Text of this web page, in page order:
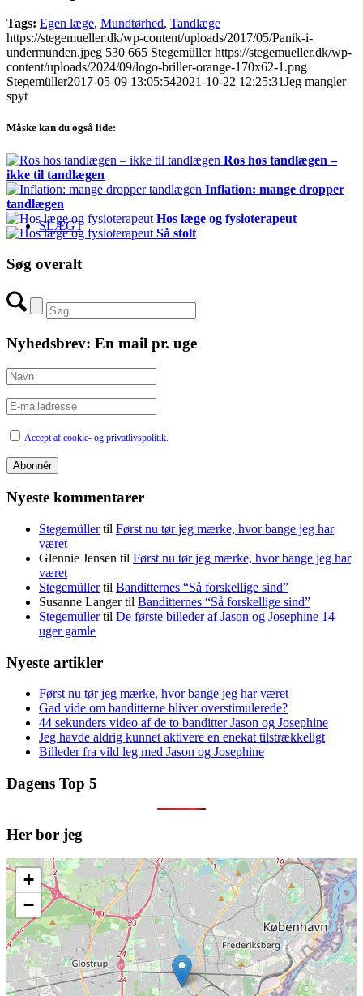
SLÆGT
Tags: Egen læge, Mundtørhed, Tandlæge
https://stegemueller.dk/wp-content/uploads/2017/05/Panik-i-
undermunden.jpeg 530 665 Stegemüller https://stegemueller.dk/wp-
content/uploads/2024/09/logo-briller-orange-170x62-1.png
Stegemüller2017-05-09 13:05:542021-10-22 12:25:31Jeg mangler
spyt
Måske kan du også lide:
Ros hos tandlægen –
ikke til tandlægen
Inflation: mange dropper
tandlægen
Hos læge og fysioterapeut
Så stolt
Søg overalt
Nyhedsbrev: En mail pr. uge
Accept af cookie- og privatlivspolitik.
Nyeste kommentarer
Stegemüllertil Først nu tør jeg mærke, hvor bange jeg har
været
Glennie Jensen til Først nu tør jeg mærke, hvor bange jeg har
været
Stegemüllertil Banditternes “Så forskellige sind”
Susanne Langertil Banditternes “Så forskellige sind”
Stegemüllertil De første billeder af Jason og Josephine 14
uger gamle
Nyeste artikler
Først nu tør jeg mærke, hvor bange jeg har været
Gad vide om banditterne bliver overstimulerede?
44 sekunders video af de to banditter Jason og Josephine
Jeg havde aldrig kunnet aktivere en enekat tilstrækkeligt
Billeder fra vild leg med Jason og Josephine
Dagens Top 5
Her bor jeg
+
−